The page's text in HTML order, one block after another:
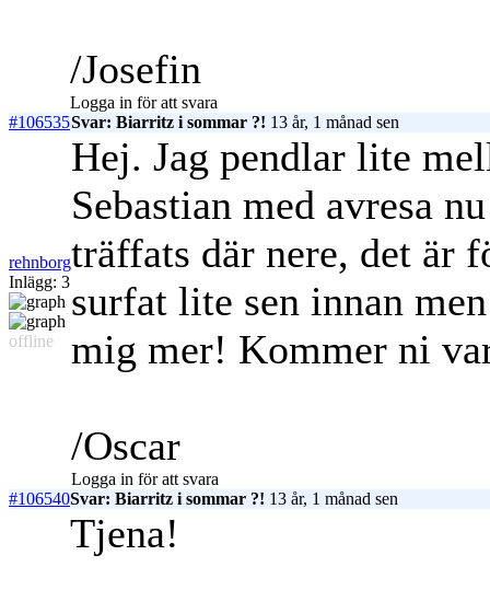
/Josefin
Logga in för att svara
#106535Svar: Biarritz i sommar ?! 13 år, 1 månad sen
rehnborg
Inlägg: 3
offline
Hej. Jag pendlar lite
Sebastian med avresa
träffats där nere, det är
surfat lite sen innan
mig mer! Kommer ni
/Oscar
Logga in för att svara
#106540Svar: Biarritz i sommar ?! 13 år, 1 månad sen
Tjena!